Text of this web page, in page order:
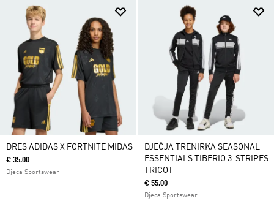
DRES ADIDAS X FORTNITE MIDAS
€ 35.00
Djeca Sportswear
DJEČJA TRENIRKA SEASONAL
ESSENTIALS TIBERIO 3-STRIPES
TRICOT
€ 55.00
Djeca Sportswear